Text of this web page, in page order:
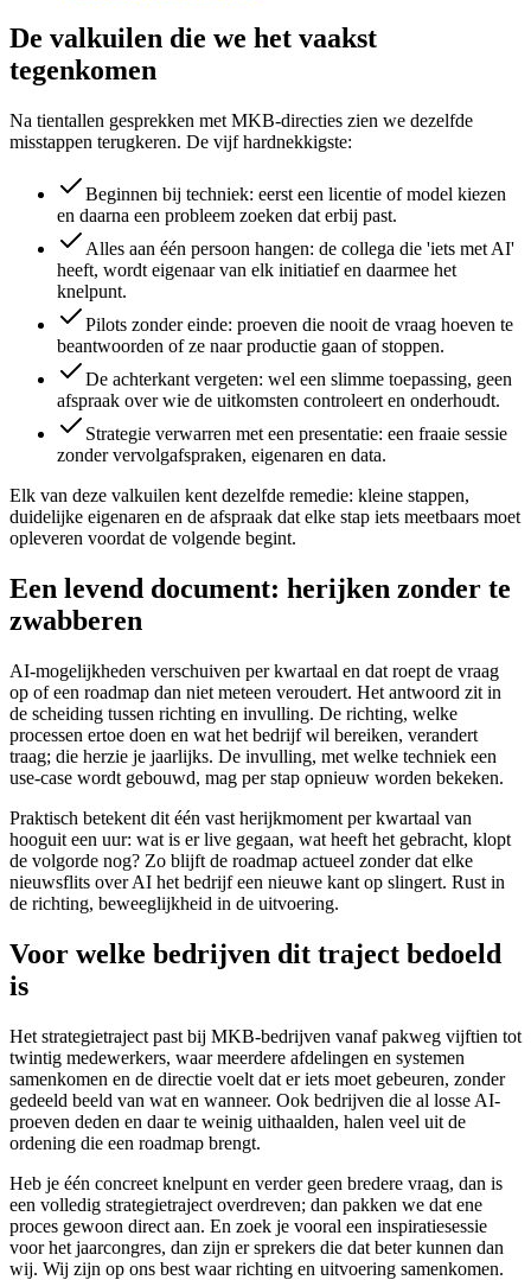
De valkuilen die we het vaakst
tegenkomen
Na tientallen gesprekken met MKB-directies zien we dezelfde
misstappen terugkeren. De vijf hardnekkigste:
Beginnen bij techniek: eerst een licentie of model kiezen
en daarna een probleem zoeken dat erbij past.
Alles aan één persoon hangen: de collega die 'iets met AI'
heeft, wordt eigenaar van elk initiatief en daarmee het
knelpunt.
Pilots zonder einde: proeven die nooit de vraag hoeven te
beantwoorden of ze naar productie gaan of stoppen.
De achterkant vergeten: wel een slimme toepassing, geen
afspraak over wie de uitkomsten controleert en onderhoudt.
Strategie verwarren met een presentatie: een fraaie sessie
zonder vervolgafspraken, eigenaren en data.
Elk van deze valkuilen kent dezelfde remedie: kleine stappen,
duidelijke eigenaren en de afspraak dat elke stap iets meetbaars moet
opleveren voordat de volgende begint.
Een levend document: herijken zonder te
zwabberen
AI-mogelijkheden verschuiven per kwartaal en dat roept de vraag
op of een roadmap dan niet meteen veroudert. Het antwoord zit in
de scheiding tussen richting en invulling. De richting, welke
processen ertoe doen en wat het bedrijf wil bereiken, verandert
traag; die herzie je jaarlijks. De invulling, met welke techniek een
use-case wordt gebouwd, mag per stap opnieuw worden bekeken.
Praktisch betekent dit één vast herijkmoment per kwartaal van
hooguit een uur: wat is er live gegaan, wat heeft het gebracht, klopt
de volgorde nog? Zo blijft de roadmap actueel zonder dat elke
nieuwsflits over AI het bedrijf een nieuwe kant op slingert. Rust in
de richting, beweeglijkheid in de uitvoering.
Voor welke bedrijven dit traject bedoeld
is
Het strategietraject past bij MKB-bedrijven vanaf pakweg vijftien tot
twintig medewerkers, waar meerdere afdelingen en systemen
samenkomen en de directie voelt dat er iets moet gebeuren, zonder
gedeeld beeld van wat en wanneer. Ook bedrijven die al losse AI-
proeven deden en daar te weinig uithaalden, halen veel uit de
ordening die een roadmap brengt.
Heb je één concreet knelpunt en verder geen bredere vraag, dan is
een volledig strategietraject overdreven; dan pakken we dat ene
proces gewoon direct aan. En zoek je vooral een inspiratiesessie
voor het jaarcongres, dan zijn er sprekers die dat beter kunnen dan
wij. Wij zijn op ons best waar richting en uitvoering samenkomen.